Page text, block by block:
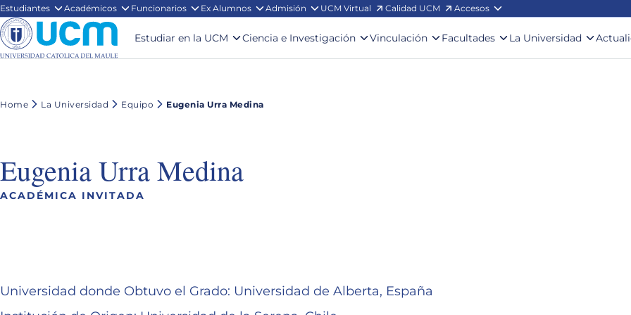
Estudiantes Académicos Funcionarios Ex Alumnos Admisión UCM Virtual Calidad UCM Accesos
Estudiar en la UCM Ciencia e Investigación Vinculación Facultades La Universidad
Home La Universidad Equipo Eugenia Urra Medina
Eugenia Urra Medina
ACADÉMICA INVITADA
Universidad donde Obtuvo el Grado: Universidad de Alberta, España